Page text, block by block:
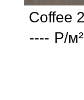
Coffee
---- Р/м²